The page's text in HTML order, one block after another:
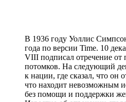
В 1936 году Уоллис
года по версии Time. 10
VIII подписал отречение от
потомков. На следующий
к нации, где сказал, что он
что находит невозможным
без помощи и поддержки